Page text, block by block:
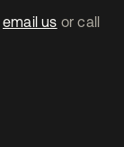
email us or call